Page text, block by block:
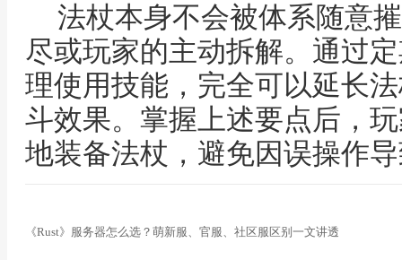
法杖本身不会被体系随意
尽或玩家的主动拆解。通过
理使用技能，完全可以延长
斗效果。掌握上述要点后，
地装备法杖，避免因误操作
《Rust》服务器怎么选？萌新服、官服、社区服区别一文讲透